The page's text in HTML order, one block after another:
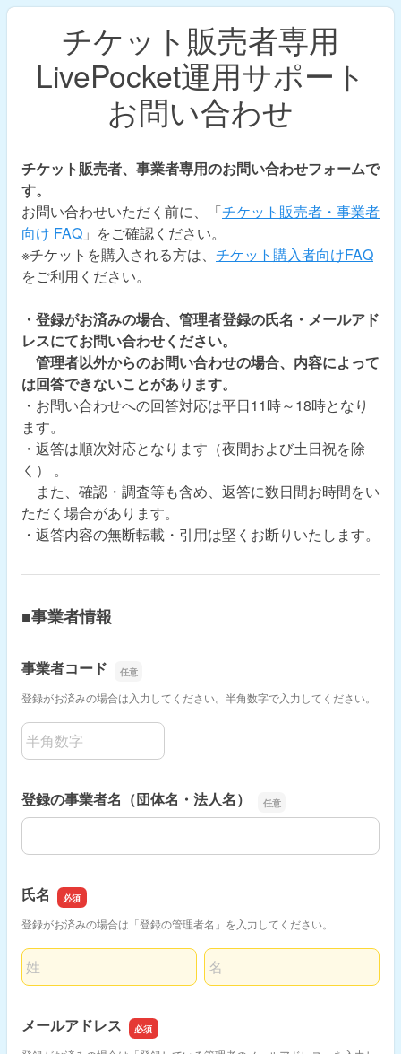
チケット販売者専用
LivePocket運用サポート
お問い合わせ
チケット販売者、事業者専用のお問い合わせフォームで
す。
お問い合わせいただく前に、「チケット販売者・事業者
向け FAQ 」をご確認ください。
※チケットを購入される方は、 チケット購入者向けFAQ
をご利用ください。
・登録がお済みの場合、管理者登録の氏名・メールアド
レスにてお問い合わせください。
管理者以外からのお問い合わせの場合、内容によって
は回答できないことがあります。
・お問い合わせへの回答対応は平日11時～18時となり
ます。
・返答は順次対応となります（夜間および土日祝を除
く） 。
また、確認・調査等も含め、返答に数日間お時間をい
ただく場合があります。
・返答内容の無断転載・引用は堅くお断りいたします。
■事業者情報
事業者コード
登録がお済みの場合は入力してください。半角数字で入力してください。
事業者コード
登録の事業者名（団体名・法人名）
登録の事業者名（団体名・法人名）
氏名
登録がお済みの場合は「登録の管理者名」を入力してください。
名前の姓 名前の名
メールアドレス